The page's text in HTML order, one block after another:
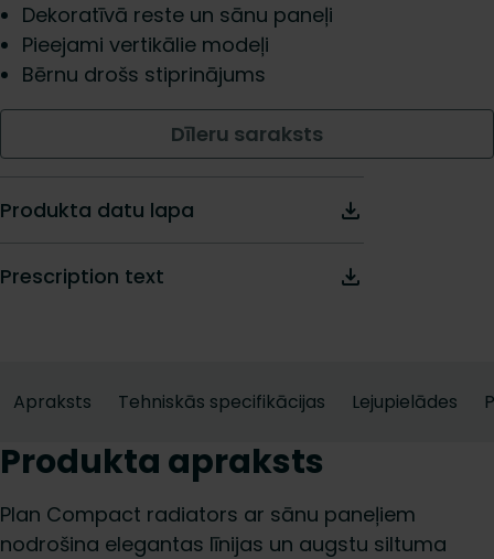
Dekoratīvā reste un sānu paneļi
Pieejami vertikālie modeļi
Bērnu drošs stiprinājums
Dīleru saraksts
Produkta datu lapa
Prescription text
Apraksts Tehniskās specifikācijas Lejupielādes
Produkta apraksts
Plan Compact radiators ar sānu paneļiem
nodrošina elegantas līnijas un augstu siltuma